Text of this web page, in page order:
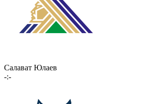
Салават Юлаев
-:-